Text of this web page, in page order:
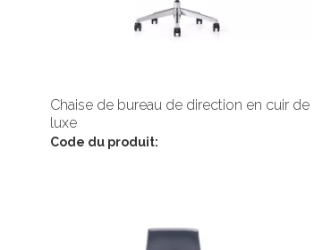
Chaise de bureau de direction en cuir de
luxe
Code du produit: